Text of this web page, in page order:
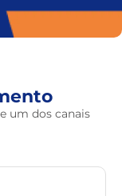
um dos canais